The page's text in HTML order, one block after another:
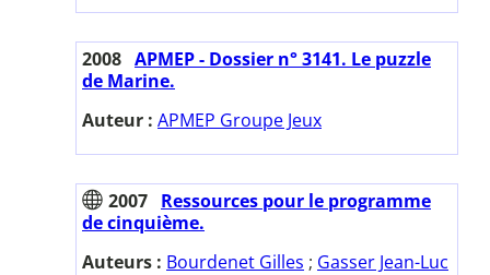
2008 APMEP - Dossier n° 3141. Le puzzle
de Marine.
Auteur : APMEP Groupe Jeux
2007 Ressources pour le programme
de cinquième.
Auteurs : Bourdenet Gilles ; Gasser Jean-Luc